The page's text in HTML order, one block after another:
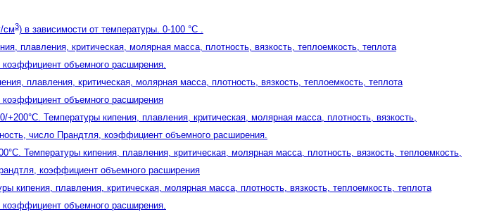
см3) в зависимости от температуры. 0-100 °С .
плавления, критическая, молярная масса, плотность, вязкость, теплоемкость, теплота
коэффициент объемного расширения.
плавления, критическая, молярная масса, плотность, вязкость, теплоемкость, теплота
коэффициент объемного расширения
Температуры кипения, плавления, критическая, молярная масса, плотность, вязкость,
число Прандтля, коэффициент объемного расширения.
Температуры кипения, плавления, критическая, молярная масса, плотность, вязкость, теплоемкость,
коэффициент объемного расширения
кипения, плавления, критическая, молярная масса, плотность, вязкость, теплоемкость, теплота
коэффициент объемного расширения.